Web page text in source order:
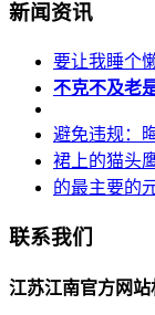
新闻资讯
要让我睡个
不克不及老
避免违规：
裙上的猫头
的最主要的
联系我们
江苏江南官方网站